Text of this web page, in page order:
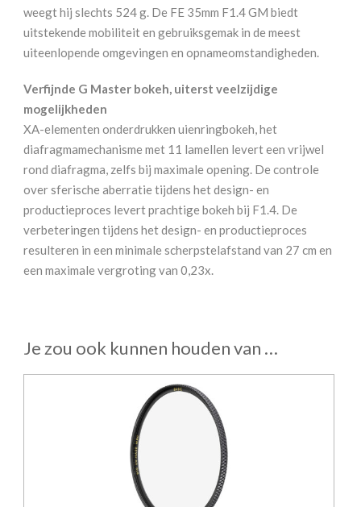
weegt hij slechts 524 g. De FE 35mm F1.4 GM biedt
uitstekende mobiliteit en gebruiksgemak in de meest
uiteenlopende omgevingen en opnameomstandigheden.
Verfijnde G Master bokeh, uiterst veelzijdige
mogelijkheden
XA-elementen onderdrukken uienringbokeh, het
diafragmamechanisme met 11 lamellen levert een vrijwel
rond diafragma, zelfs bij maximale opening. De controle
over sferische aberratie tijdens het design- en
productieproces levert prachtige bokeh bij F1.4. De
verbeteringen tijdens het design- en productieproces
resulteren in een minimale scherpstelafstand van 27 cm en
een maximale vergroting van 0,23x.
Je zou ook kunnen houden van …